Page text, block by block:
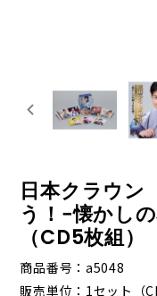
日本クラウン
う！−懐かし
（CD5枚組）
商品番号
a5048
販売単位
1セット（